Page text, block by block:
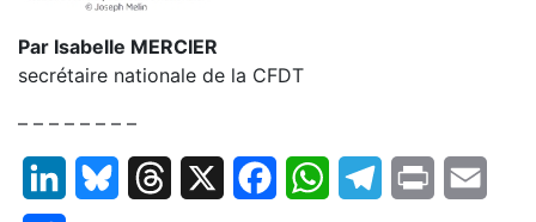
Par Isabelle MERCIER
secrétaire nationale de la CFDT
– – – – – – – –
LinkedInBluesky Threads FacebookWhatsAppTelegram
Print